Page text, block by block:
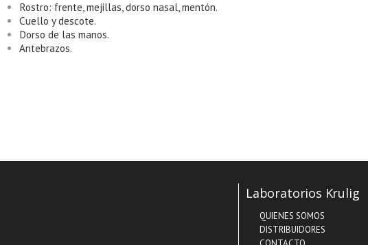
Rostro: frente, mejillas, dorso nasal, mentón.
Cuello y descote.
Dorso de las manos.
Antebrazos.
Laboratorios Krulig
QUIENES SOMOS
DISTRIBUIDORES